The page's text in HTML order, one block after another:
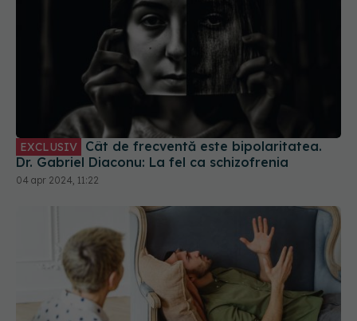
EXCLUSIV Cât de frecventă este bipolaritatea.
Dr. Gabriel Diaconu: La fel ca schizofrenia
04 apr 2024, 11:22